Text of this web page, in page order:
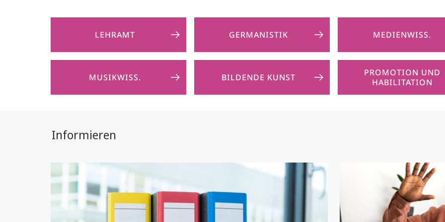
LEHRAMT GERMANISTIK MEDIENWISS.
MUSIKWISS. BILDENDE KUNST
PROMOTION UND
HABILITATION
Informieren